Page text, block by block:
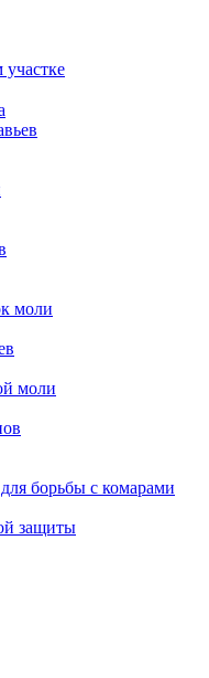
участке
моли
моли
борьбы с комарами
защиты